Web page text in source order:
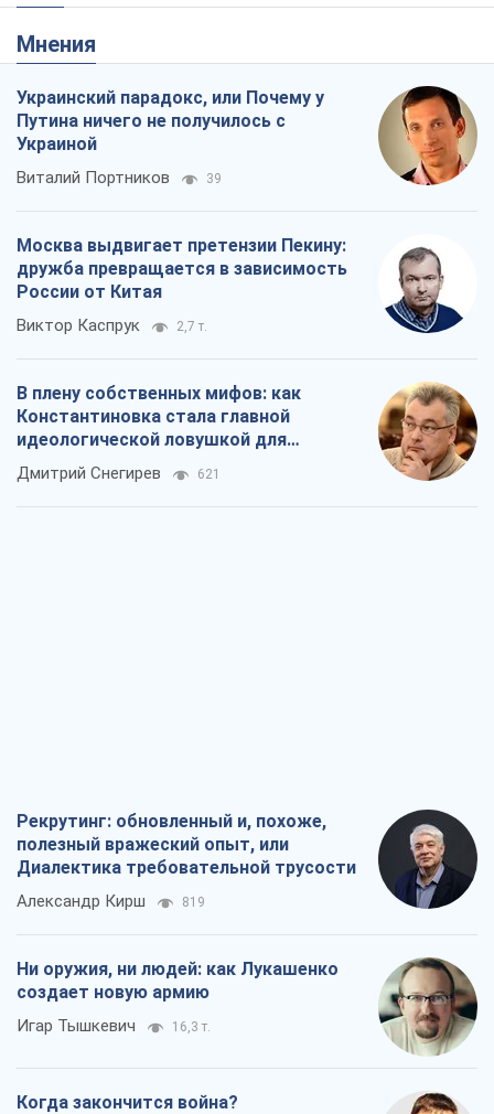
Мнения
Украинский парадокс, или Почему у
Путина ничего не получилось с
Украиной
Виталий Портников 39
Москва выдвигает претензии Пекину:
дружба превращается в зависимость
России от Китая
Виктор Каспрук 2,7 т.
В плену собственных мифов: как
Константиновка стала главной
идеологической ловушкой для
российских оккупантов
Дмитрий Снегирев 621
Рекрутинг: обновленный и, похоже,
полезный вражеский опыт, или
Диалектика требовательной трусости
Александр Кирш 819
Ни оружия, ни людей: как Лукашенко
создает новую армию
Игар Тышкевич 16,3 т.
Когда закончится война?